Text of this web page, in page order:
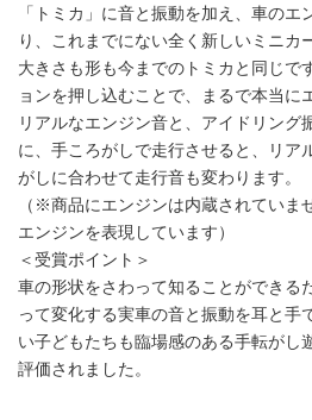
「トミカ」に音と振動を加え、車のエ
り、これまでにない全く新しいミニカ
大きさも形も今までのトミカと同じで
ョンを押し込むことで、まるで本当に
リアルなエンジン音と、アイドリング
に、手ころがしで走行させると、リア
がしに合わせて走行音も変わります。
（※商品にエンジンは内蔵されていま
エンジンを表現しています）
＜受賞ポイント＞
車の形状をさわって知ることができる
って変化する実車の音と振動を耳と手
い子どもたちも臨場感のある手転がし
評価されました。